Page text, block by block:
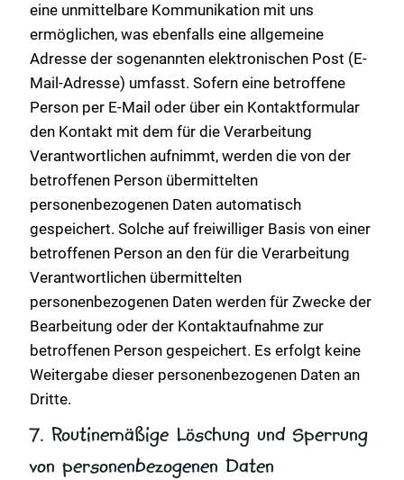
eine unmittelbare Kommunikation mit uns
ermöglichen, was ebenfalls eine allgemeine
Adresse der sogenannten elektronischen Post (E-
Mail-Adresse) umfasst. Sofern eine betroffene
Person per E-Mail oder über ein Kontaktformular
den Kontakt mit dem für die Verarbeitung
Verantwortlichen aufnimmt, werden die von der
betroffenen Person übermittelten
personenbezogenen Daten automatisch
gespeichert. Solche auf freiwilliger Basis von einer
betroffenen Person an den für die Verarbeitung
Verantwortlichen übermittelten
personenbezogenen Daten werden für Zwecke der
Bearbeitung oder der Kontaktaufnahme zur
betroffenen Person gespeichert. Es erfolgt keine
Weitergabe dieser personenbezogenen Daten an
Dritte.
7. Routinemäßige Löschung und Sperrung
von personenbezogenen Daten